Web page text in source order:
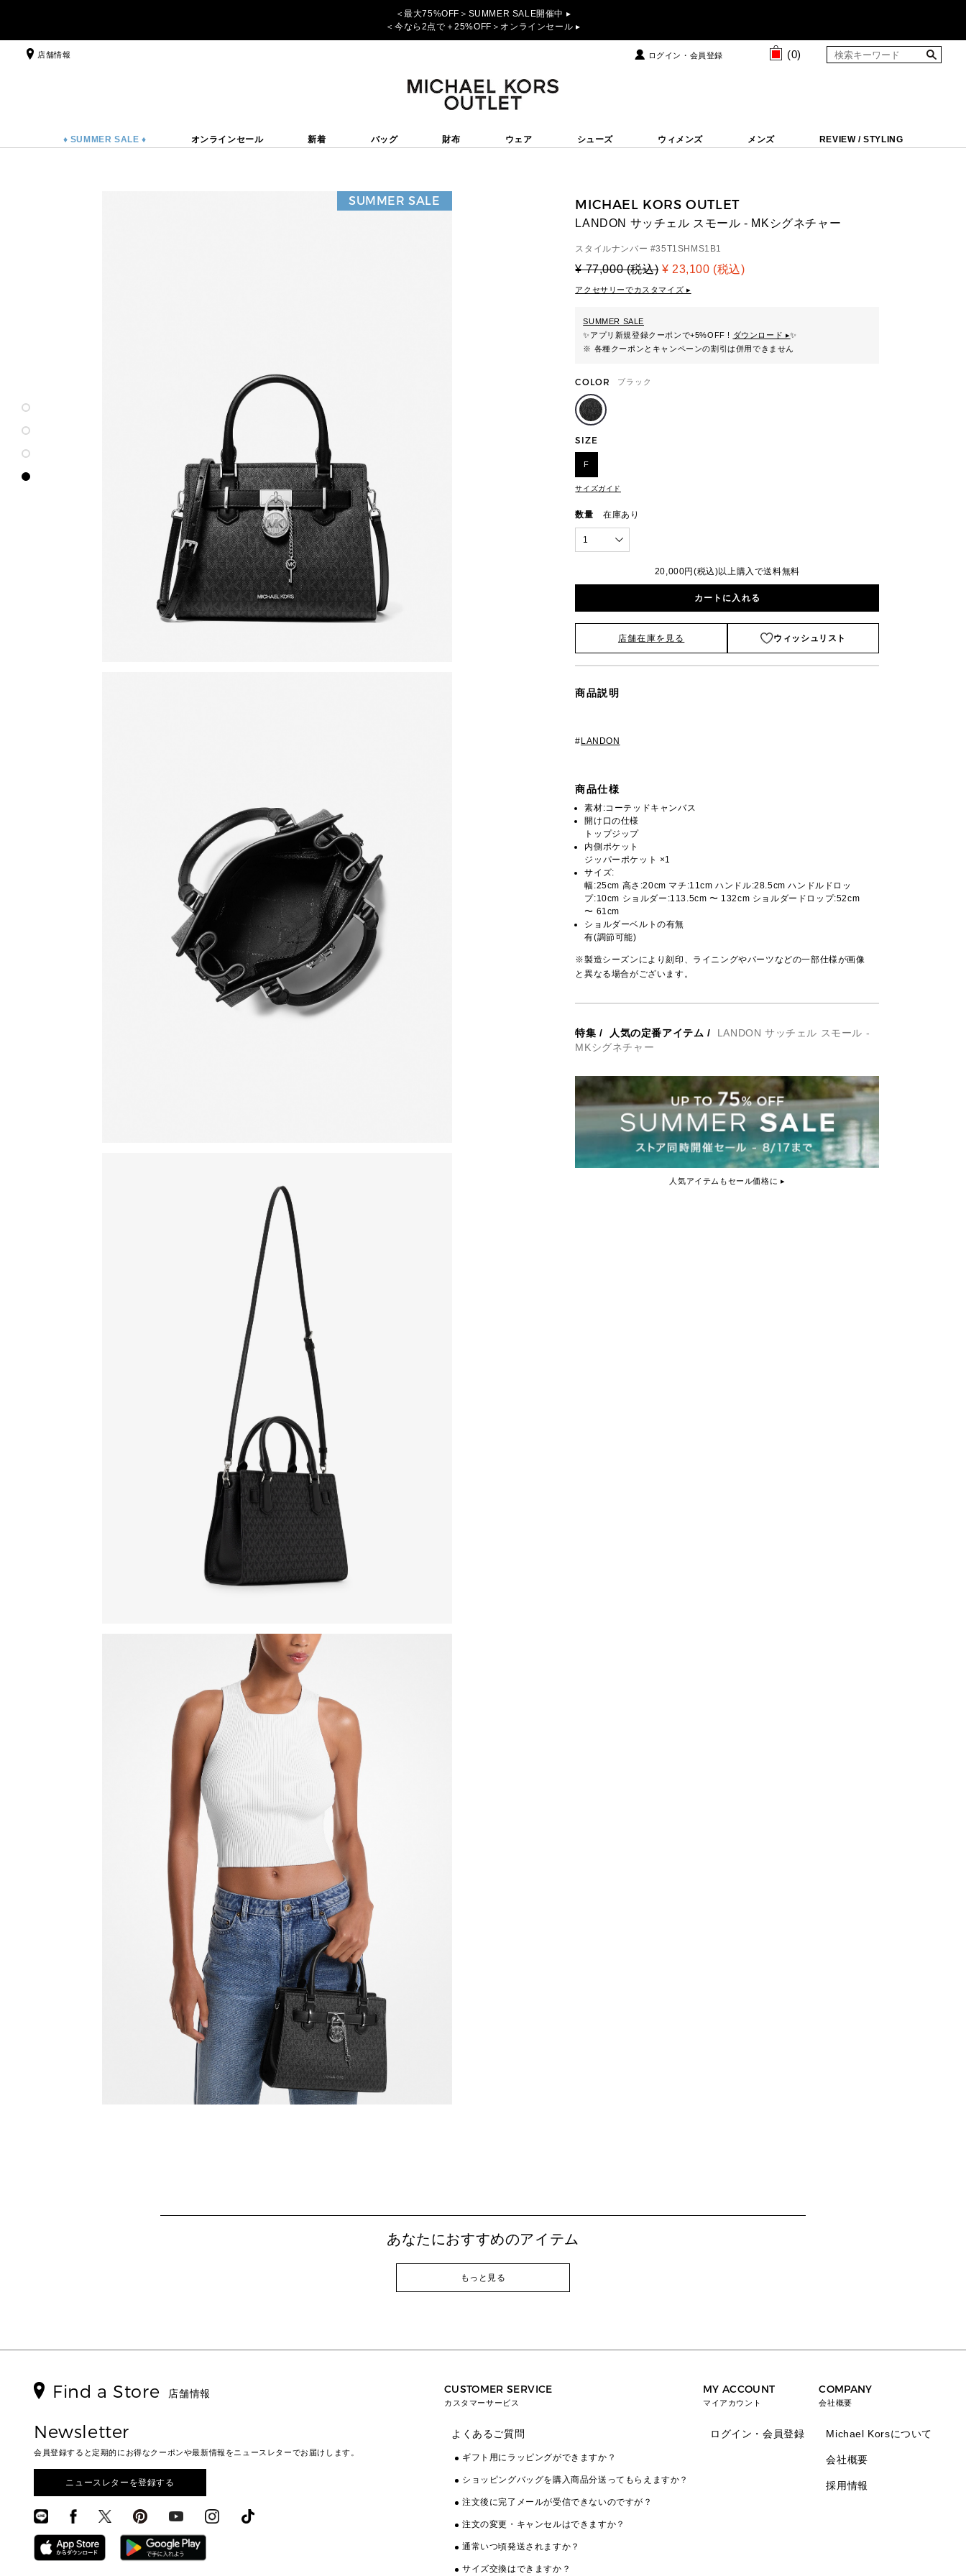
＜最大75%OFF＞SUMMER SALE開催中 ▸
＜今なら2点で＋25%OFF＞オンラインセール ▸
店舗情報 ログイン・会員登録 (0)
♦ SUMMER SALE ♦ オンラインセール 新着 バッグ 財布 ウェア シューズ ウィメンズ メンズ REVIEW / STYLING
SUMMER SALE MICHAEL KORS OUTLET
LANDON サッチェル スモール - MKシグネチャー
スタイルナンバー #35T1SHMS1B1
¥ 77,000 (税込) ¥ 23,100 (税込)
アクセサリーでカスタマイズ ▸
SUMMER SALE
✨アプリ新規登録クーポンで+5%OFF ! ダウンロード ▸✨
※ 各種クーポンとキャンペーンの割引は併用できません
COLOR ブラック
SIZE
F
サイズガイド
数量 在庫あり
1
20,000円(税込)以上購入で送料無料
カートに入れる
店舗在庫を見る ウィッシュリスト
商品説明
# LANDON
商品仕様
素材:コーテッドキャンバス
開け口の仕様
トップジップ
内側ポケット
ジッパーポケット ×1
サイズ:
幅:25cm 高さ:20cm マチ:11cm ハンドル:28.5cm ハンドルドロッ
プ:10cm ショルダー:113.5cm 〜 132cm ショルダードロップ:52cm
〜 61cm
ショルダーベルトの有無
有(調節可能)
※製造シーズンにより刻印、ライニングやパーツなどの一部仕様が画像
と異なる場合がございます。
特集 / 人気の定番アイテム /
LANDON サッチェル スモール -
MKシグネチャー
人気アイテムもセール価格に ▸
あなたにおすすめのアイテム
もっと見る
Find a Store 店舗情報
Newsletter
会員登録すると定期的にお得なクーポンや最新情報をニュースレターでお届けします。
ニュースレターを登録する
CUSTOMER SERVICE
カスタマーサービス
よくあるご質問
ギフト用にラッピングができますか？
ショッピングバッグを購入商品分送ってもらえますか？
注文後に完了メールが受信できないのですが？
注文の変更・キャンセルはできますか？
通常いつ頃発送されますか？
サイズ交換はできますか？
MY ACCOUNT
マイアカウント
ログイン・会員登録
COMPANY
会社概要
Michael Korsについて
会社概要
採用情報